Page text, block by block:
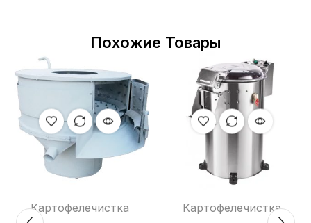
Похожие Товары
Картофелечистка Картофелечистка